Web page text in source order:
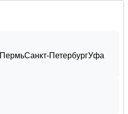
ПермьСанкт-ПетербургУфа